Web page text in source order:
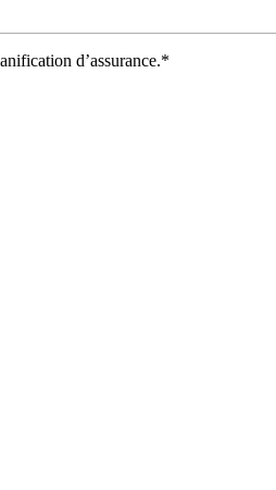
d’assurance.*